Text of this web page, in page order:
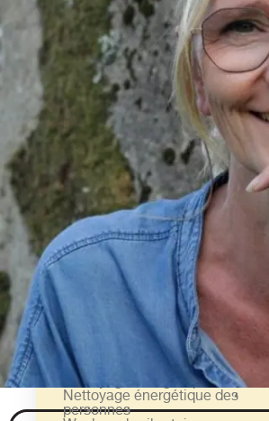
Se
professionnaliser
Masterclasse Feng Shui
Masterclasse Géobiologie
Masterclasse Bioenergie
Découvrir
Ateliers découvertes
Week-ends vibratoires
Explorer
Nettoyage énergétique des lieux
Nettoyage énergétique des
personnes